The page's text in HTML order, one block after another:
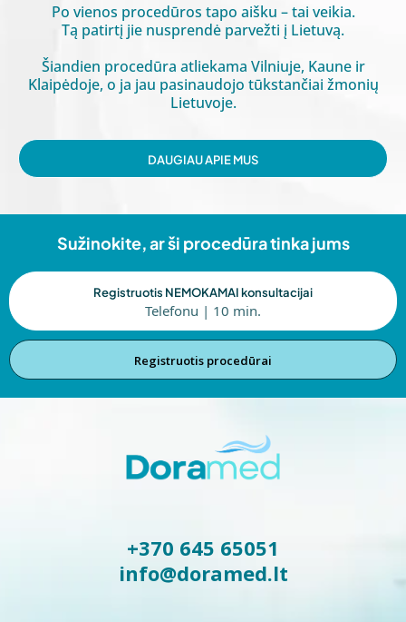
Po vienos procedūros tapo aišku – tai veikia.
Tą patirtį jie nusprendė parvežti į Lietuvą.
Šiandien procedūra atliekama Vilniuje, Kaune ir
Klaipėdoje, o ja jau pasinaudojo tūkstančiai žmonių
Lietuvoje.
DAUGIAU APIE MUS
Sužinokite, ar ši procedūra tinka jums
Registruotis NEMOKAMAI konsultacijai
Telefonu | 10 min.
Registruotis procedūrai
+370 645 65051
info@doramed.lt